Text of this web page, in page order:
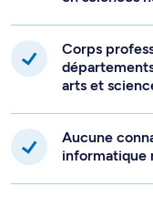
Corps
arts et
Aucune
informatique